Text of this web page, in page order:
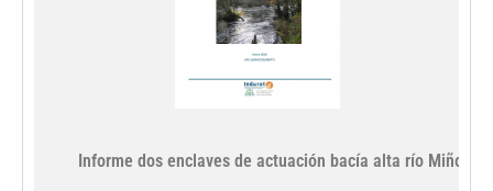
Informe dos enclaves de actuación bacía alta río Miño